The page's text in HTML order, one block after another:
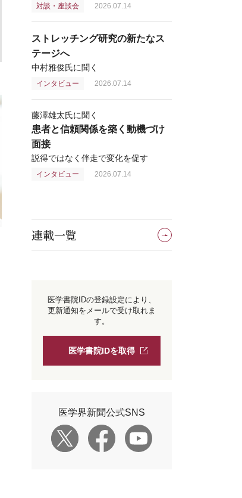
対談・座談会 2026.07.14
ストレッチング研究の新たなス
テージへ
中村雅俊氏に聞く
インタビュー 2026.07.14
藤澤雄太氏に聞く
患者と信頼関係を築く動機づけ
面接
説得ではなく伴走で変化を促す
インタビュー 2026.07.14
連載一覧
医学書院IDの登録設定により、
更新通知をメールで受け取れま
す。
医学書院IDを取得
医学界新聞公式SNS